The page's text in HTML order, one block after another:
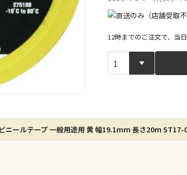
宅配や店舗
特定の店舗
ん）
12時までのご注文で、当
ールテープ 一般用途用 黄 幅19.1mm 長さ20m